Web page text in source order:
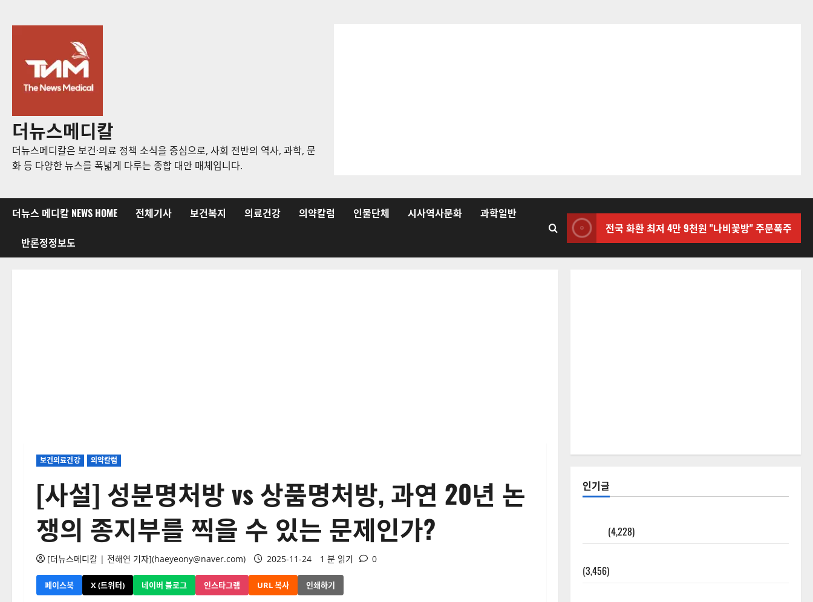
더뉴스메디칼
더뉴스메디칼은 보건·의료 정책 소식을 중심으로, 사회 전반의 역사, 과학, 문
화 등 다양한 뉴스를 폭넓게 다루는 종합 대안 매체입니다.
더뉴스 메디칼 NEWS HOME 전체기사 보건복지 의료건강 의약칼럼 인물단체 시사역사문화 과학일반
반론정정보도
전국 화환 최저 4만 9천원 "나비꽃방" 주문폭주
보건의료건강 의약칼럼
[사설] 성분명처방 vs 상품명처방, 과연 20년 논
쟁의 종지부를 찍을 수 있는 문제인가?
[더뉴스메디칼 | 전해연 기자](haeyeony@naver.com) 2025-11-24 1 분 읽기 0
페이스북 X (트위터) 네이버 블로그 인스타그램 URL 복사 인쇄하기
인기글
(4,228)
(3,456)